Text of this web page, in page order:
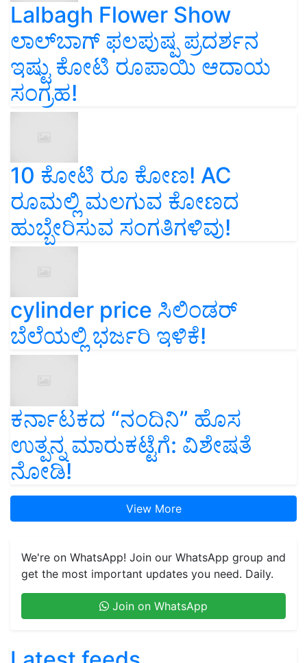
Lalbagh Flower Show
ಲಾಲ್‌ಬಾಗ್ ಫಲಪುಷ್ಪ ಪ್ರದರ್ಶನ
ಇಷ್ಟು ಕೋಟಿ ರೂಪಾಯಿ ಆದಾಯ
ಸಂಗ್ರಹ!
10 ಕೋಟಿ ರೂ ಕೋಣ! AC
ರೂಮಲ್ಲಿ ಮಲಗುವ ಕೋಣದ
ಹುಬ್ಬೇರಿಸುವ ಸಂಗತಿಗಳಿವು!
cylinder price ಸಿಲಿಂಡರ್‌
ಬೆಲೆಯಲ್ಲಿ ಭರ್ಜರಿ ಇಳಿಕೆ!
ಕರ್ನಾಟಕದ “ನಂದಿನಿ” ಹೊಸ
ಉತ್ಪನ್ನ ಮಾರುಕಟ್ಟೆಗೆ: ವಿಶೇಷತೆ
ನೋಡಿ!
View More
We're on WhatsApp! Join our WhatsApp group and
get the most important updates you need. Daily.
Join on WhatsApp